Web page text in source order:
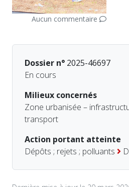
Aucun commentaire
Dossier n° 2025-46697
En cours
Milieux concernés
Zone urbanisée –
transport
Action portant atteinte
Dépôts ; rejets ; polluants